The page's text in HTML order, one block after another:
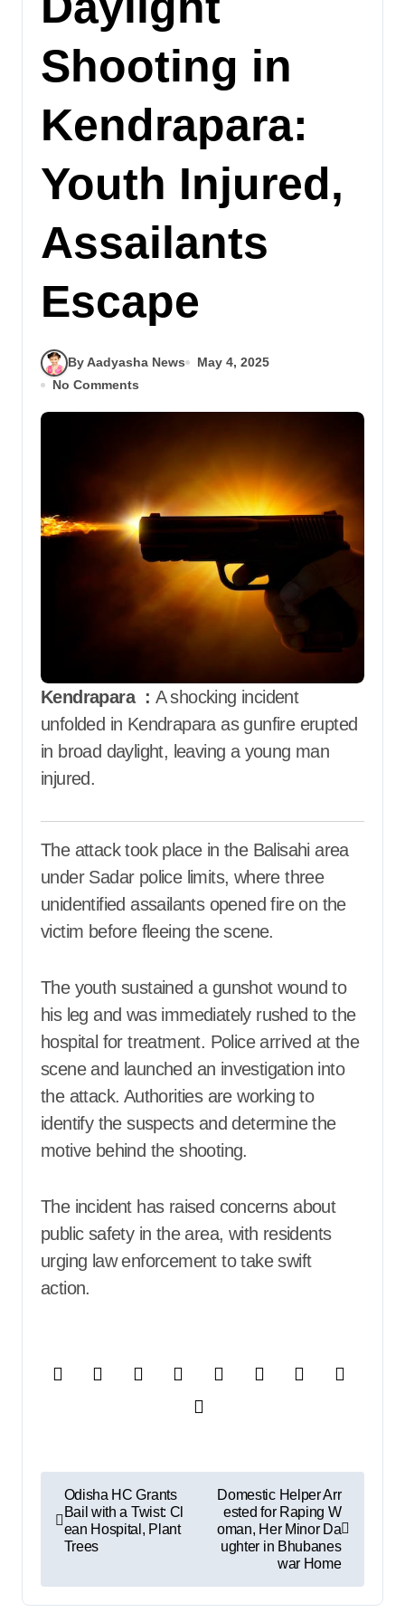
Shooting in
Kendrapara:
Youth Injured,
Assailants
Escape
By Aadyasha News
May 4, 2025
No Comments
Kendrapara : A shocking incident
unfolded in Kendrapara as gunfire erupted
in broad daylight, leaving a young man
injured.
The attack took place in the Balisahi area
under Sadar police limits, where three
unidentified assailants opened fire on the
victim before fleeing the scene.
The youth sustained a gunshot wound to
his leg and was immediately rushed to the
hospital for treatment. Police arrived at the
scene and launched an investigation into
the attack. Authorities are working to
identify the suspects and determine the
motive behind the shooting.
The incident has raised concerns about
public safety in the area, with residents
urging law enforcement to take swift
action.
o
t
Odisha HC Grants
Bail with a Twist: Cl
ean Hospital, Plant
Trees
Domestic Helper Arr
ested for Raping W
oman, Her Minor Da
ughter in Bhubanes
war Home